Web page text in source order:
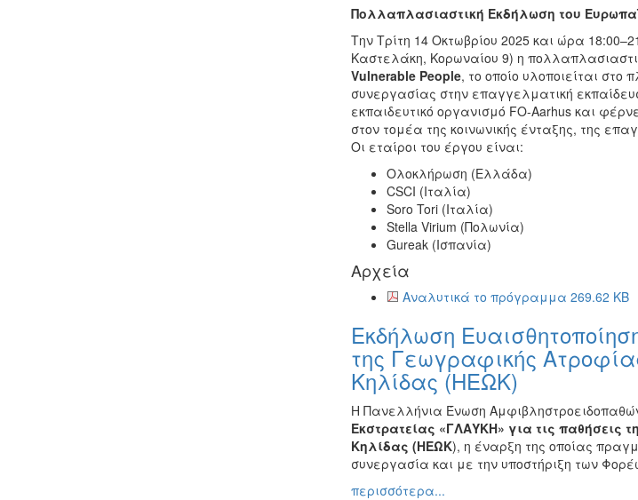
Πολλαπλασιαστική Εκδήλωση του
Την Τρίτη 14 Οκτωβρίου 2025 και ώρα
Καστελάκη, Κορωναίου 9) η
Vulnerable People, το οποίο υλοποιείται στο
συνεργασίας στην επαγγελματική
εκπαιδευτικό οργανισμό FO-Aarhus και
στον τομέα της κοινωνικής ένταξης, της
Οι εταίροι του έργου είναι:
Ολοκλήρωση (Ελλάδα)
CSCI (Ιταλία)
Soro Tori (Ιταλία)
Stella Virium (Πολωνία)
Gureak (Ισπανία)
Αρχεία
Αναλυτικά το πρόγραμμα 269.62 KB
Εκδήλωση
της Γεωγραφικής
Κηλίδας (ΗΕΩΚ)
Η Πανελλήνια Ένωση
Εκστρατείας «ΓΛΑΥΚΗ» για τις παθήσεις
Κηλίδας (ΗΕΩΚ), η έναρξη της οποίας
συνεργασία και με την υποστήριξη των
περισσότερα...